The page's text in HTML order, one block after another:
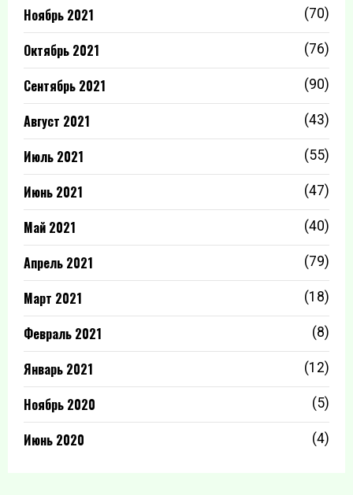
Ноябрь 2021 (70)
Октябрь 2021 (76)
Сентябрь 2021 (90)
Август 2021 (43)
Июль 2021 (55)
Июнь 2021 (47)
Май 2021 (40)
Апрель 2021 (79)
Март 2021 (18)
Февраль 2021 (8)
Январь 2021 (12)
Ноябрь 2020 (5)
Июнь 2020 (4)